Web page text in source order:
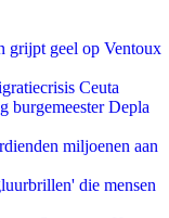
grijpt geel op Ventoux
Ceuta
burgemeester Depla
miljoenen aan
die mensen